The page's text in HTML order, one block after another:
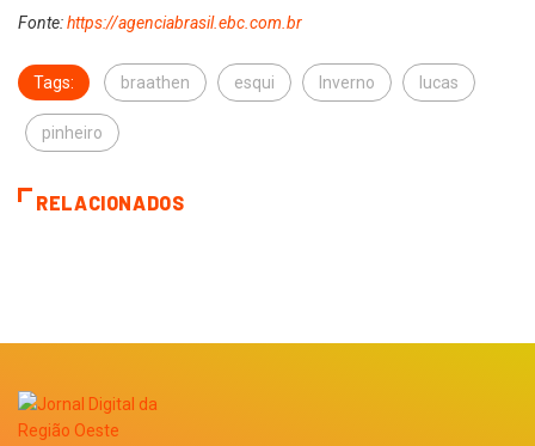
Fonte:https://agenciabrasil.ebc.com.br
Tags: braathen esqui Inverno lucas
pinheiro
RELACIONADOS